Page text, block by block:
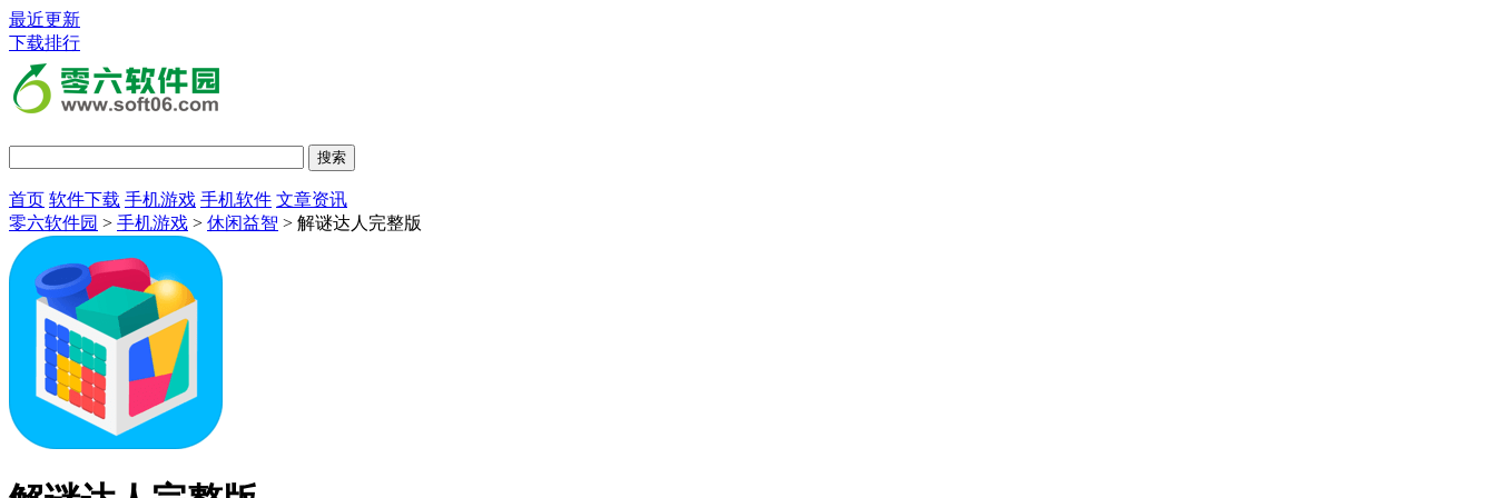
最近更新
下载排行
首页 软件下载 手机游戏 手机软件 文章资讯
零六软件园 > 手机游戏 > 休闲益智 > 解谜达人完整版